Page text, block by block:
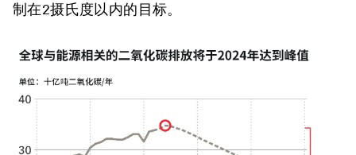
制在2摄氏度以内的目标。